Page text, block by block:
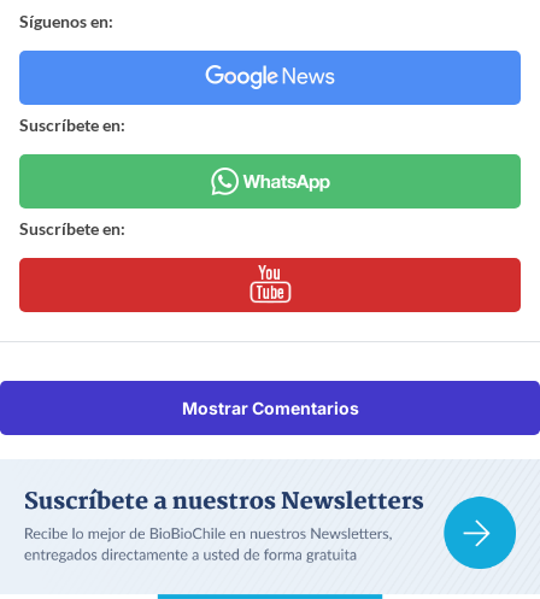
Síguenos en:
Suscríbete en:
Suscríbete en:
Mostrar Comentarios